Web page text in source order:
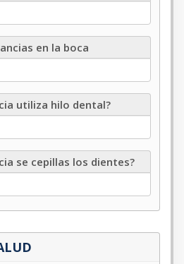
en la boca
utiliza hilo dental?
se cepillas los dientes?